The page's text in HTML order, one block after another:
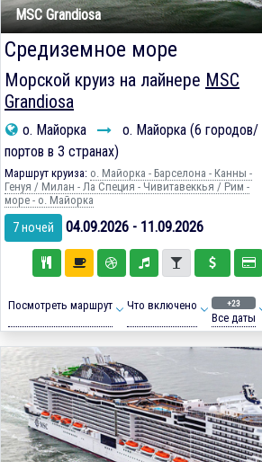
MSC Grandiosa
Средиземное море
Морской круиз на лайнере MSC
Grandiosa
о. Майорка
о. Майорка (6 городов/
портов в 3 странах)
Маршрут круиза: о. Майорка - Барселона - Канны -
Генуя / Милан - Ла Специя - Чивитавеккья / Рим -
море - о. Майорка
7 ночей 04.09.2026 - 11.09.2026
Посмотреть маршрут Что включено +23
Все даты